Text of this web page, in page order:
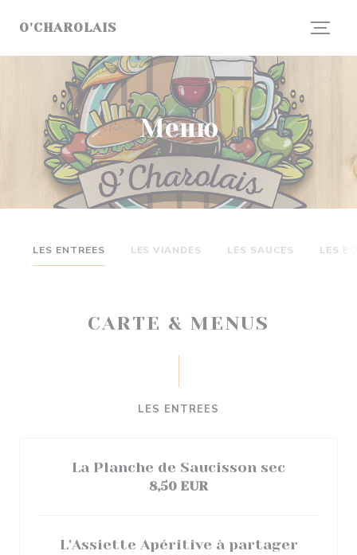
O'CHAROLAIS
Меню
LES ENTREES LES VIANDES LES SAUCES LES
CARTE & MENUS
LES ENTREES
La Planche de Saucisson sec
8,50 EUR
L'Assiette Apéritive à partager